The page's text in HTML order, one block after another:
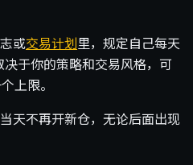
或交易计划 里，规定自己每天
于你的策略和交易风格，可
上限。
天不再开新仓，无论后面出现